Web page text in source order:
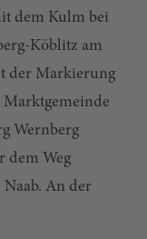
dem Kulm bei
Köblitz am
der Markierung
Marktgemeinde
Wernberg
dem Weg
An der
der